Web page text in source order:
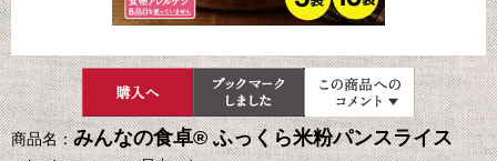
商品名：みんなの食卓® ふっくら米粉パンスライス